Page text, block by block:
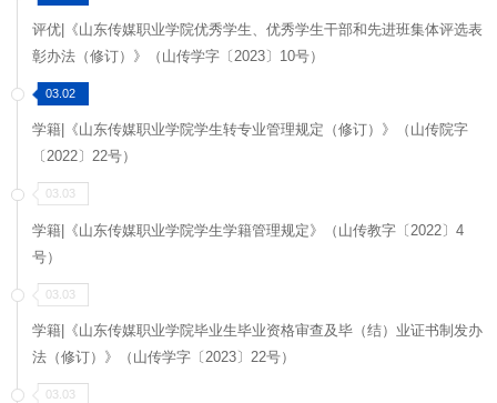
评优|《山东传媒职业学院优秀学生、优秀学生干部和先进班集体评选表
彰办法（修订）》（山传学字〔2023〕10号）
03.02
学籍|《山东传媒职业学院学生转专业管理规定（修订）》（山传院字
〔2022〕22号）
03.03
学籍|《山东传媒职业学院学生学籍管理规定》（山传教字〔2022〕4
号）
03.03
学籍|《山东传媒职业学院毕业生毕业资格审查及毕（结）业证书制发办
法（修订）》（山传学字〔2023〕22号）
03.03